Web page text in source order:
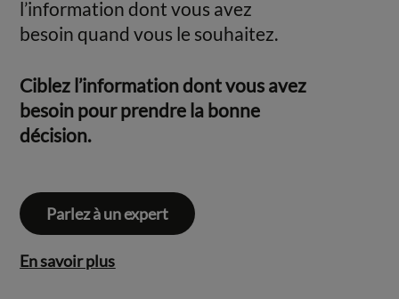
l’information dont vous avez
besoin quand vous le souhaitez.
Ciblez l’information dont vous avez
besoin pour prendre la bonne
décision.
Parlez à un expert
En savoir plus